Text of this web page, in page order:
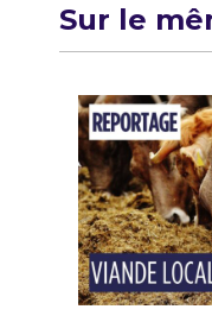
Sur le